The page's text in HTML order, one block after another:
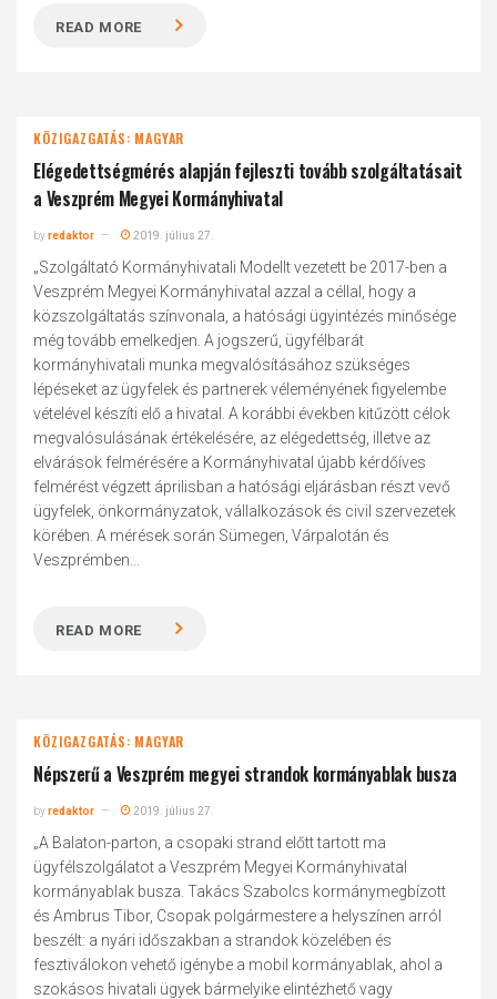
READ MORE
KÖZIGAZGATÁS: MAGYAR
Elégedettségmérés alapján fejleszti tovább szolgáltatásait
a Veszprém Megyei Kormányhivatal
byredaktor 2019. július 27.
„Szolgáltató Kormányhivatali Modellt vezetett be 2017-ben a
Veszprém Megyei Kormányhivatal azzal a céllal, hogy a
közszolgáltatás színvonala, a hatósági ügyintézés minősége
még tovább emelkedjen. A jogszerű, ügyfélbarát
kormányhivatali munka megvalósításához szükséges
lépéseket az ügyfelek és partnerek véleményének figyelembe
vételével készíti elő a hivatal. A korábbi években kitűzött célok
megvalósulásának értékelésére, az elégedettség, illetve az
elvárások felmérésére a Kormányhivatal újabb kérdőíves
felmérést végzett áprilisban a hatósági eljárásban részt vevő
ügyfelek, önkormányzatok, vállalkozások és civil szervezetek
körében. A mérések során Sümegen, Várpalotán és
Veszprémben...
READ MORE
KÖZIGAZGATÁS: MAGYAR
Népszerű a Veszprém megyei strandok kormányablak busza
byredaktor 2019. július 27.
„A Balaton-parton, a csopaki strand előtt tartott ma
ügyfélszolgálatot a Veszprém Megyei Kormányhivatal
kormányablak busza. Takács Szabolcs kormánymegbízott
és Ambrus Tibor, Csopak polgármestere a helyszínen arról
beszélt: a nyári időszakban a strandok közelében és
fesztiválokon vehető igénybe a mobil kormányablak, ahol a
szokásos hivatali ügyek bármelyike elintézhető vagy